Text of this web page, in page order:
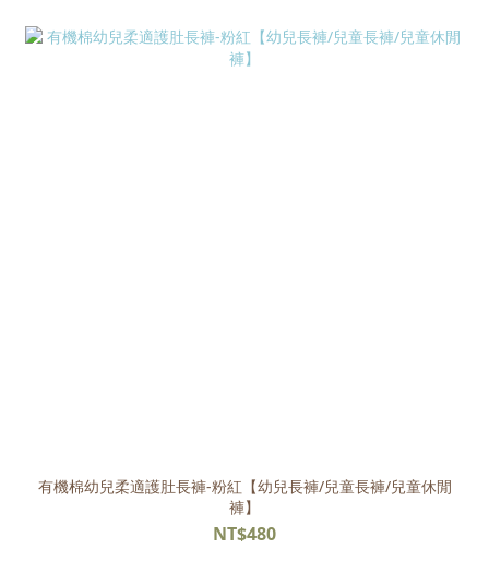
有機棉幼兒柔適護肚長褲-粉紅【幼兒長褲/兒童長褲/兒童休閒
褲】
NT$480